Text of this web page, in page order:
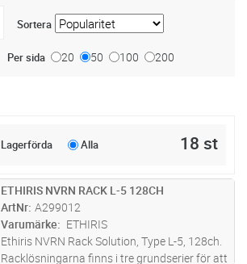
Sortera
Per sida 20 50 100 200
Lagerförda Alla 18 st
ST Lägg i kundvagn
ETHIRIS NVRN RACK L-5 128CH
ArtNr A299012
Varumärke
ETHIRIS
Ethiris NVRN Rack Solution, Type L-5, 128ch.
Racklösningarna finns i tre grundserier för att